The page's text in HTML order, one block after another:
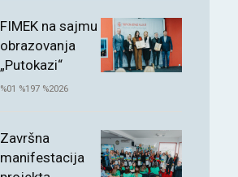
FIMEK na sajmu
obrazovanja
„Putokazi“
%01 %197 %2026
Završna
manifestacija